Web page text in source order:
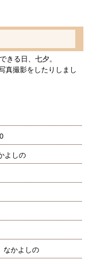
きる日、七夕。
真撮影をしたりしまし
よしの
かよしの